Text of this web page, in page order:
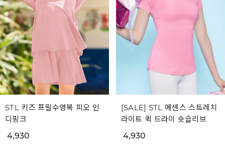
STL 키즈 프릴수영복 피오 인
디핑크
4,930
[SALE] STL 에센스 스트레치
라이트 퀵 드라이 숏슬리브
4,930